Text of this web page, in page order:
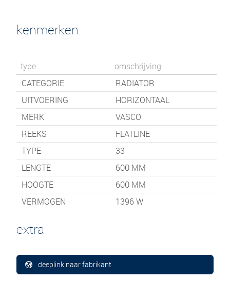
kenmerken
type
omschrijving
CATEGORIE
RADIATOR
UITVOERING
HORIZONTAAL
MERK
VASCO
REEKS
FLATLINE
TYPE
33
LENGTE
600 MM
HOOGTE
600 MM
VERMOGEN
1396 W
extra
deeplink naar fabrikant